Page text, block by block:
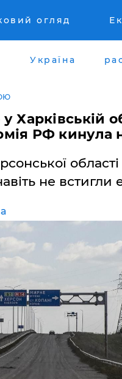
огляд
Україна
Харківській
РФ кинула
не встигли